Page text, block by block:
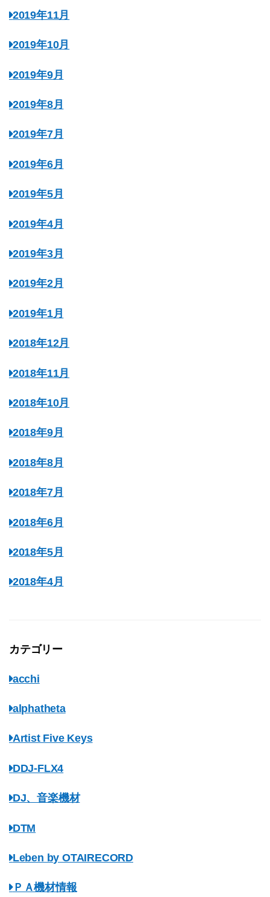
2019年11月
2019年10月
2019年9月
2019年8月
2019年7月
2019年6月
2019年5月
2019年4月
2019年3月
2019年2月
2019年1月
2018年12月
2018年11月
2018年10月
2018年9月
2018年8月
2018年7月
2018年6月
2018年5月
2018年4月
カテゴリー
acchi
alphatheta
Artist Five Keys
DDJ-FLX4
DJ、音楽機材
DTM
Leben by OTAIRECORD
ＰＡ機材情報